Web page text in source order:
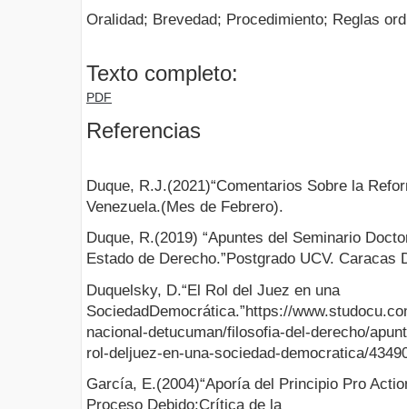
Oralidad; Brevedad; Procedimiento; Reglas
Texto completo:
PDF
Referencias
Duque, R.J.(2021)“Comentarios Sobre la
Venezuela.(Mes de Febrero).
Duque, R.(2019) “Apuntes del Seminario
Estado de Derecho.”Postgrado UCV. Caracas
Duquelsky, D.“El Rol del Juez en una
SociedadDemocrática.”https://
nacional-detucuman/filosofia-del-derecho/
rol-deljuez-en-una-sociedad-democratica/
García, E.(2004)“Aporía del Principio Pro
Proceso Debido:Crítica de la